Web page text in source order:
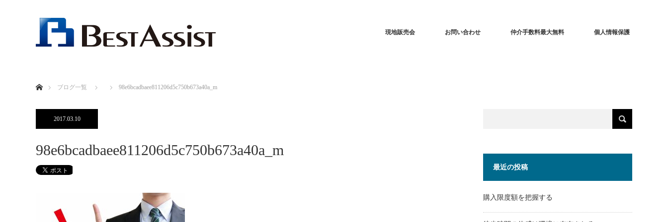
現地販売会 お問い合わせ 仲介手数料最大無料 個人情報保護
ブログ一覧
98e6bcadbaee811206d5c750b673a40a_m
2017.03.10
98e6bcadbaee811206d5c750b673a40a_m
最近の投稿
購入限度額を把握する